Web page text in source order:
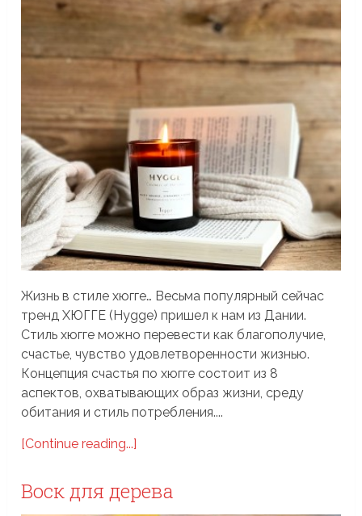
Жизнь в стиле хюгге… Весьма популярный сейчас
тренд ХЮГГЕ (Hygge) пришел к нам из Дании.
Стиль хюгге можно перевести как благополучие,
счастье, чувство удовлетворенности жизнью.
Концепция счастья по хюгге состоит из 8
аспектов, охватывающих образ жизни, среду
обитания и стиль потребления....
[Continue reading...]
Воск для дерева